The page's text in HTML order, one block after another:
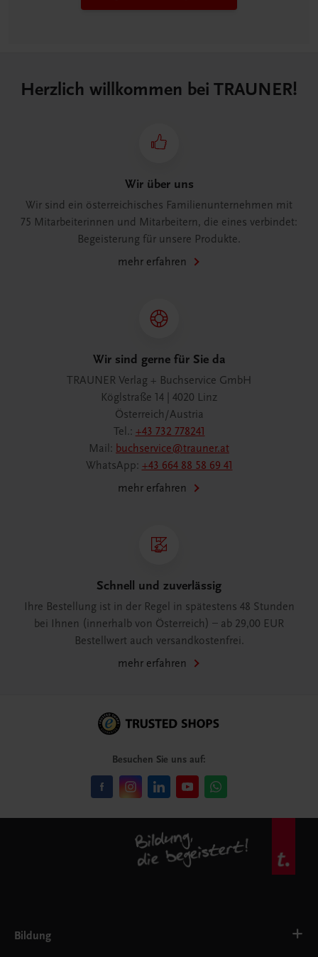
Herzlich willkommen bei TRAUNER!
Wir über uns
Wir sind ein österreichisches Familienunternehmen mit
75 Mitarbeiterinnen und Mitarbeitern, die eines verbindet:
Begeisterung für unsere Produkte.
mehr erfahren
Wir sind gerne für Sie da
TRAUNER Verlag + Buchservice GmbH
Köglstraße 14 | 4020 Linz
Österreich/Austria
Tel.: +43 732 778241
Mail: buchservice@trauner.at
WhatsApp: +43 664 88 58 69 41
mehr erfahren
Schnell und zuverlässig
Ihre Bestellung ist in der Regel in spätestens 48 Stunden
bei Ihnen (innerhalb von Österreich) – ab 29,00 EUR
Bestellwert auch versandkostenfrei.
mehr erfahren
Besuchen Sie uns auf:
Bildung